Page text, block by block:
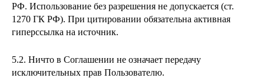
РФ. Использование без разрешения не допускается (ст.
1270 ГК РФ). При цитировании обязательна активная
гиперссылка на источник.
5.2. Ничто в Соглашении не означает передачу
исключительных прав Пользователю.